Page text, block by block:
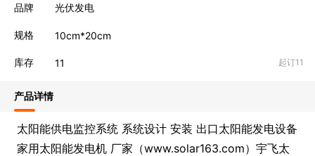
品牌 光伏发电
规格 10cm*20cm
库存 11 起订11
产品详情
太阳能供电监控系统 系统设计 安装 出口太阳能发电设备
家用太阳能发电机 厂家（www.solar163.com）宇飞太